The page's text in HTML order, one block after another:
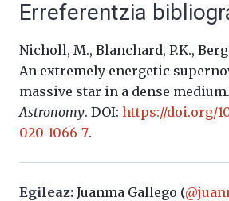
Erreferentzia
Nicholl, M., Blanchard, P.K.,
An extremely energetic
massive star in a dense medium.
Astronomy. DOI: https://doi.org/
020-1066-7.
Egileaz: Juanma Gallego (